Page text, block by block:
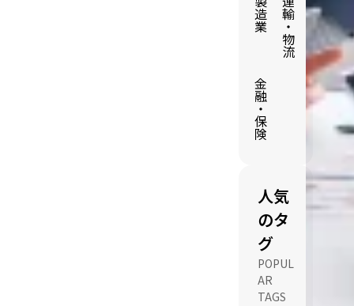
造
業
輸
・
物
流
金
融
・
保
険
人気
のタ
グ
POPUL
AR
TAGS